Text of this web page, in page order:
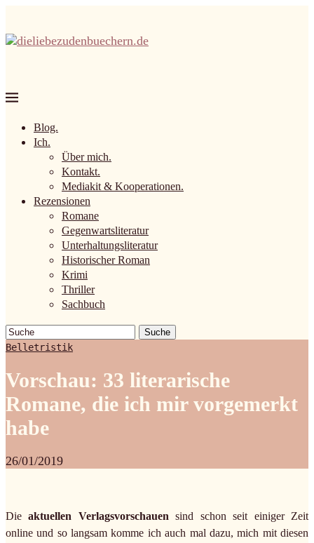
Blog.
Ich.
Über mich.
Kontakt.
Mediakit & Kooperationen.
Rezensionen
Romane
Gegenwartsliteratur
Unterhaltungsliteratur
Historischer Roman
Krimi
Thriller
Sachbuch
Suche
Belletristik
Vorschau: 33 literarische
Romane, die ich mir vorgemerkt
habe
26/01/2019
Dieaktuellen Verlagsvorschauen sind schon seit einiger Zeit
online und so langsam komme ich auch mal dazu, mich mit diesen